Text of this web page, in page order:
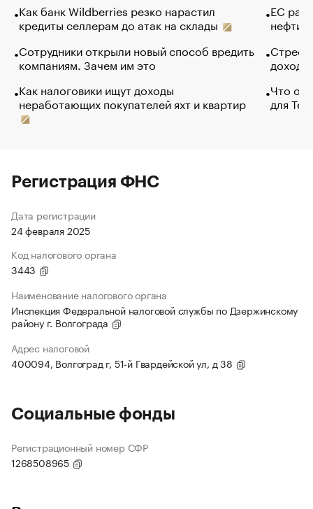
Как банк Wildberries резко нарастил
кредиты селлерам до атак на склады
Сотрудники открыли новый способ вредить
компаниям. Зачем им это
Как налоговики ищут доходы
неработающих покупателей яхт и квартир
ЕС
нефти
Что
для
Регистрация ФНС
Дата регистрации
24 февраля 2025
Код налогового органа
3443
Наименование налогового органа
Инспекция Федеральной налоговой службы по Дзержинскому
району г. Волгограда
Адрес налоговой
400094, Волгоград г, 51-й Гвардейской ул, д 38
Социальные фонды
Регистрационный номер СФР
1268508965